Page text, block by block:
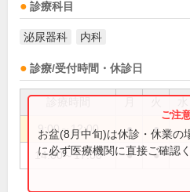
診療科目
泌尿器科 内科
診療/受付時間・休診日
9:00～12:00 ● ●
14:00～17:00 ● ●
お盆(8月中旬)は休診・休業の
に必ず医療機関に直接ご確認く